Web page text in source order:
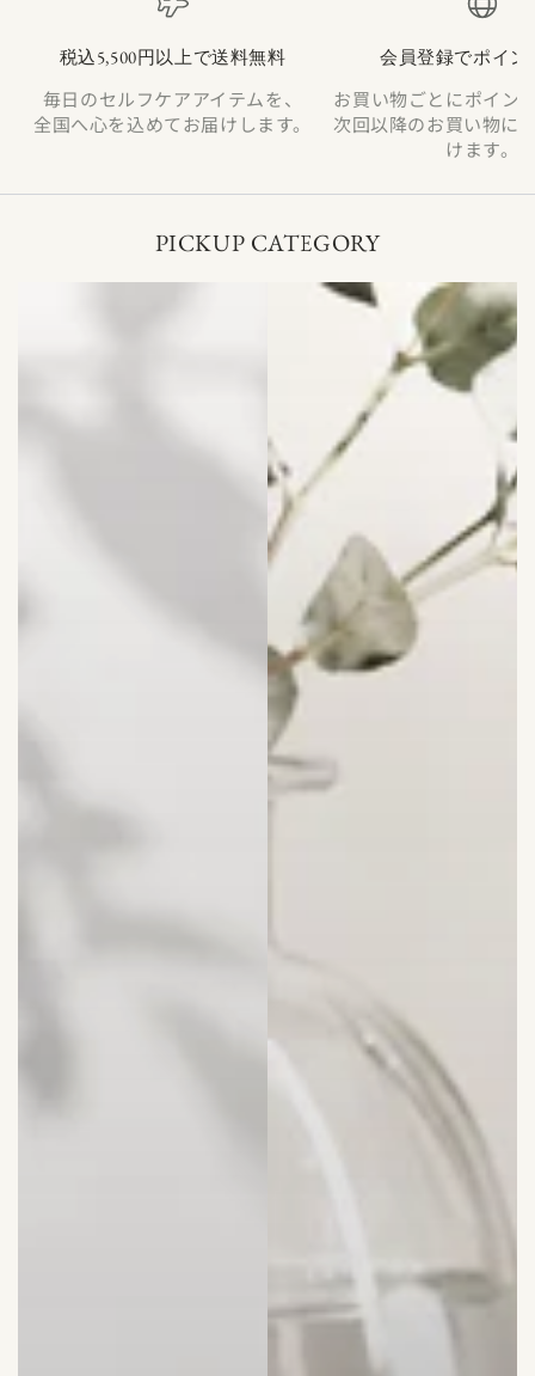
税込5,500円以上で送料無料
毎日のセルフケアアイテムを、
全国へ心を込めてお届けします。
会員登録でポイン
お買い物ごとにポイン
次回以降のお買い物に
けます。
PICKUP CATEGORY